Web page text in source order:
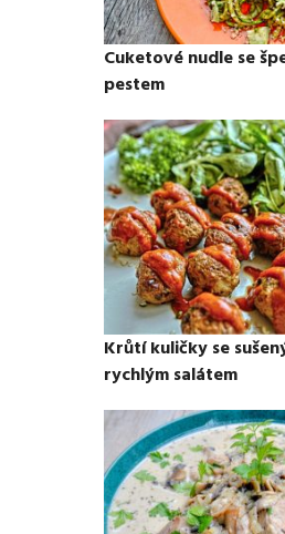
Cuketové nudle se
pestem
Krůtí kuličky se
rychlým salátem